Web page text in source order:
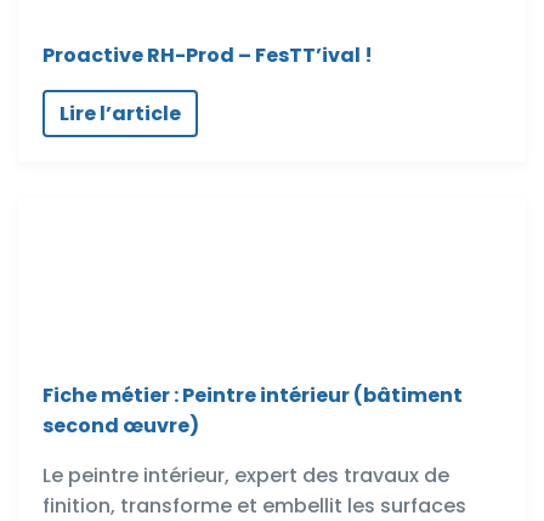
Proactive RH-Prod – FesTT’ival !
Lire l’article
Fiche métier : Peintre intérieur (bâtiment
second œuvre)
Le peintre intérieur, expert des travaux de
finition, transforme et embellit les surfaces